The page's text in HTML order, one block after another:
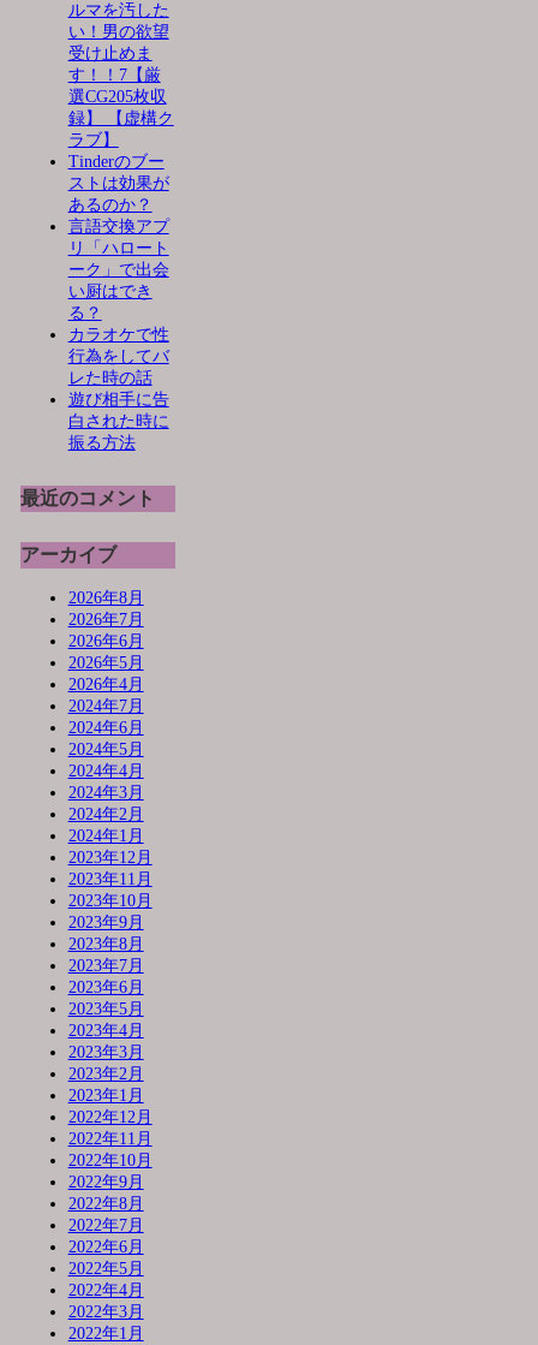
ルマを汚した
い！男の欲望
受け止めま
す！！7【厳
選CG205枚収
録】 【虚構ク
ラブ】
Tinderのブー
ストは効果が
あるのか？
言語交換アプ
リ「ハロート
ーク」で出会
い厨はでき
る？
カラオケで性
行為をしてバ
レた時の話
遊び相手に告
白された時に
振る方法
最近のコメント
アーカイブ
2026年8月
2026年7月
2026年6月
2026年5月
2026年4月
2024年7月
2024年6月
2024年5月
2024年4月
2024年3月
2024年2月
2024年1月
2023年12月
2023年11月
2023年10月
2023年9月
2023年8月
2023年7月
2023年6月
2023年5月
2023年4月
2023年3月
2023年2月
2023年1月
2022年12月
2022年11月
2022年10月
2022年9月
2022年8月
2022年7月
2022年6月
2022年5月
2022年4月
2022年3月
2022年1月